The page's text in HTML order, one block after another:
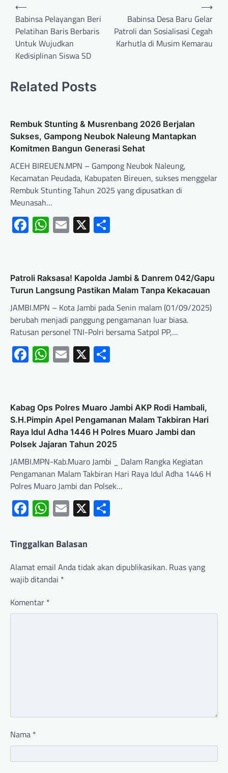
⟵
Babinsa Pelayangan Beri
Pelatihan Baris Berbaris
Untuk Wujudkan
Kedisiplinan Siswa SD
Babinsa Desa Baru Gelar
Patroli dan Sosialisasi Cegah
Karhutla di Musim Kemarau
⟶
Related Posts
Rembuk Stunting & Musrenbang 2026 Berjalan
Sukses, Gampong Neubok Naleung Mantapkan
Komitmen Bangun Generasi Sehat
ACEH BIREUEN.MPN – Gampong Neubok Naleung,
Kecamatan Peudada, Kabupaten Bireuen, sukses menggelar
Rembuk Stunting Tahun 2025 yang dipusatkan di
Meunasah…
Facebook
WhatsApp
Email
X
Patroli Raksasa! Kapolda Jambi & Danrem 042/Gapu
Turun Langsung Pastikan Malam Tanpa Kekacauan
JAMBI.MPN – Kota Jambi pada Senin malam (01/09/2025)
berubah menjadi panggung pengamanan luar biasa.
Ratusan personel TNI-Polri bersama Satpol PP,…
Facebook
WhatsApp
Email
X
Kabag Ops Polres Muaro Jambi AKP Rodi Hambali,
S.H.Pimpin Apel Pengamanan Malam Takbiran Hari
Raya Idul Adha 1446 H Polres Muaro Jambi dan
Polsek Jajaran Tahun 2025
JAMBI.MPN-Kab.Muaro Jambi _ Dalam Rangka Kegiatan
Pengamanan Malam Takbiran Hari Raya Idul Adha 1446 H
Polres Muaro Jambi dan Polsek…
Facebook
WhatsApp
Email
X
Tinggalkan Balasan
Alamat email Anda tidak akan dipublikasikan. Ruas yang
wajib ditandai *
Komentar *
Nama *